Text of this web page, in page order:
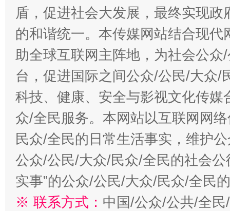
盾，促进社会大发展，最终实现
的和谐统一。本传媒网站结合现
助全球互联网主阵地，为社会公
台，促进国际之间公众/公民/大众/
科技、健康、安全与影视文化传
众/全民服务。本网站以互联网网
民众/全民的日常生活事实，维护
公众/公民/大众/民众/全民的社会公
实事”的公众/公民/大众/民众/全民
※ 联系方式： 中国/公众/公共/全